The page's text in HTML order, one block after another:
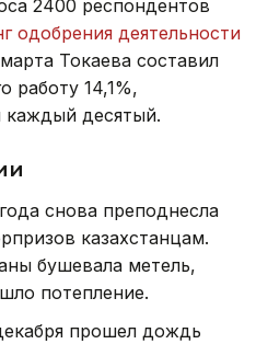
2400 респондентов
одобрения деятельности
Токаева составил
работу 14,1%,
каждый десятый.
снова преподнесла
казахстанцам.
бушевала метель,
потепление.
прошел дождь